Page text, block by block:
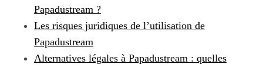
Papadustream ?
Les risques juridiques de l’utilisation de
Papadustream
Alternatives légales à Papadustream : quelles